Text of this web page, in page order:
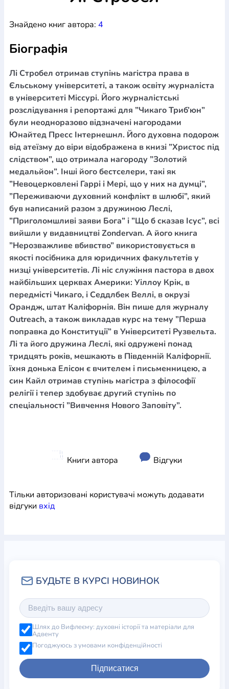
Шлюб і сім`я Юдаїзм
ПеріодикаАудіо Ручки кулькові
БлокнотиЩоденники / щотижневики
Навчальні мапиШкіряні вироби МагнітиМеталеві
виробиМіні-лампиНаклейкиНастільні ігриПакети
подарункові Плакати Пластмасові вироби Хустки
Подарункові карткиРозвиваючі ігри РепринтиСвічки
Зошити
Фотокартини Чохли на Библії
Головні убори
Календарі Канцелярскі товари
Комп`ютерні ігри
ЛистівкиСувенирна продукція Годинники Пазли
Книга в комплекті
За додатковою інформацією дзвоніть за номером:
(097) 880-6379
Ми у Facebook
Знайдено книг автора: 4
Біографія
Лі Стробел отримав ступінь магістра права в
Єльському університеті, а також освіту журналіста
в університеті Міссурі. Його журналістські
розслідування і репортажі для ”Чикаго Триб’юн”
були неодноразово відзначені нагородами
Юнайтед Пресс Інтернешнл. Його духовна подорож
від атеїзму до віри відображена в книзі ”Христос під
слідством”, що отримала нагороду ”Золотий
медальйон”. Інші його бестселери, такі як
”Невоцерковлені Гаррі і Мері, що у них на думці”,
”Переживаючи духовний конфлікт в шлюбі”, який
був написаний разом з дружиною Леслі,
”Приголомшливі заяви Бога” і ”Що б сказав Ісус”, всі
вийшли у видавництві Zondervan. А його книга
”Нерозважливе вбивство” використовується в
якості посібника для юридичних факультетів у
низці університетів. Лі ніс служіння пастора в двох
найбільших церквах Америки: Уіллоу Крік, в
передмісті Чикаго, і Седдлбек Веллі, в окрузі
Орандж, штат Каліфорнія. Він пише для журналу
Outreach, а також викладав курс на тему ”Перша
поправка до Конституції” в Університеті Рузвельта.
Лі та його дружина Леслі, які одружені понад
тридцять років, мешкають в Південній Каліфорнії.
їхня донька Елісон є вчителем і письменницею, а
син Кайл отримав ступінь магістра з філософії
релігії і тепер здобуває другий ступінь по
спеціальності ”Вивчення Нового Заповіту”.
Книги автора Відгуки
Тільки авторизовані користувачі можуть додавати
відгуки вхiд
Шлях до Вифлеєму: духовні історії та матеріали для
Адвенту
Погоджуюсь з умовами конфіденційності
Підписатися